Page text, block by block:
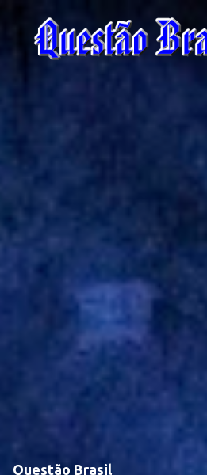
Pular para o
Questão Brasil